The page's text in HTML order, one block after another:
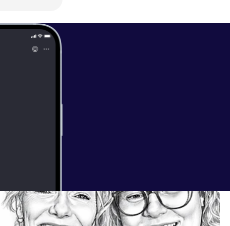
https://www.m